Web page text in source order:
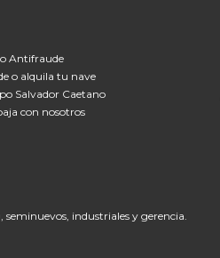
Antifraude
o alquila tu nave
Salvador Caetano
con nosotros
seminuevos, industriales y gerencia.